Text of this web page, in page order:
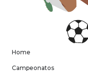
Home
Campeonatos